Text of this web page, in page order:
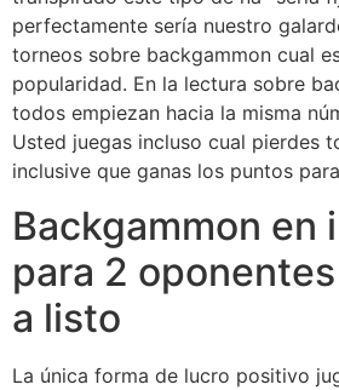
perfectamente serí­a nuestro
torneos sobre backgammon cual
popularidad. En la lectura sobre
todos empiezan hacia la misma
Usted juegas incluso cual pierdes
inclusive que ganas los puntos
Backgammon en
para 2
a listo
La única forma de lucro positivo